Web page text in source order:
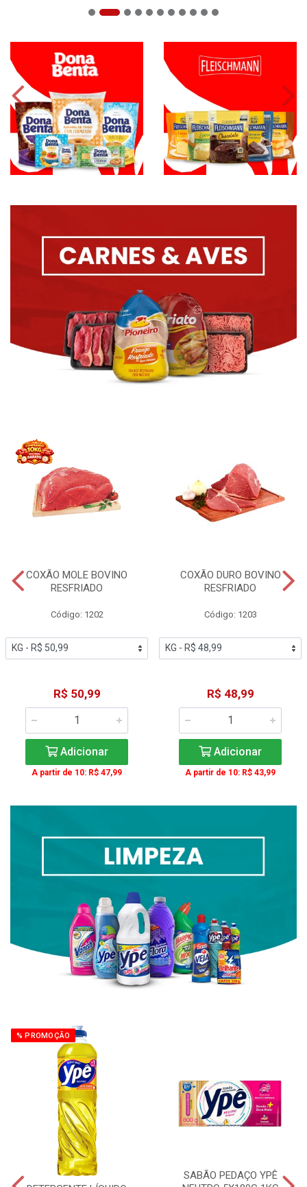
COXÃO MOLE BOVINO
RESFRIADO
Código: 1202
R$ 50,99
Adicionar
A partir de 10: R$ 47,99
COXÃO DURO BOVINO
RESFRIADO
Código: 1203
R$ 48,99
Adicionar
A partir de 10: R$ 43,99
% PROMOÇÃO
SABÃO PEDAÇO YPÊ